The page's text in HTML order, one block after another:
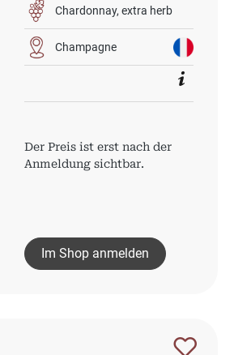
Chardonnay extra herb
Champagne
Der Preis ist erst nach der
Anmeldung sichtbar.
Im Shop anmelden